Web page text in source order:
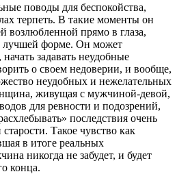
поводы для беспокойства,
терпеть. В такие моменты он
возлюбленной прямо в глаза,
лучшей форме. Он может
задавать неудобные
о своем недоверии, и вообще,
неудобных и нежелательных
живущая с мужчиной-девой,
для ревности и подозрений,
последствия очень
Такое чувство как
в итоге реальных
никогда не забудет, и будет
конца.